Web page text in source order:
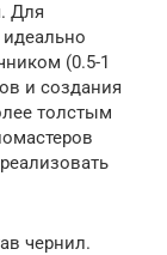
Для
(0.5-1
и создания
толстым
чернил.